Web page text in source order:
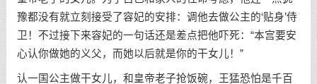
豫都没有就立刻接受了容妃的安排：调他去做公主的‘贴身’侍
卫！不过接下来容妃的一句话还是差点把他吓死：“本宫要安
心认你做她的义父，而她以后就是你的干女儿！”
认一国公主做干女儿，和皇帝老子抢饭碗，王猛恐怕是千百